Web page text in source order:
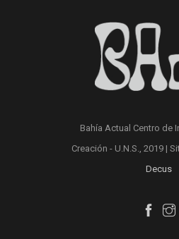
Bahía Actual Centro de
Creación - U.N.S., 2019 |
Decus